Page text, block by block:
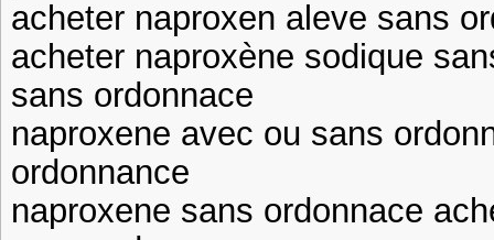
acheter naproxen aleve sans
acheter naproxène sodique
sans ordonnace
naproxene avec ou sans
ordonnance
naproxene sans ordonnace